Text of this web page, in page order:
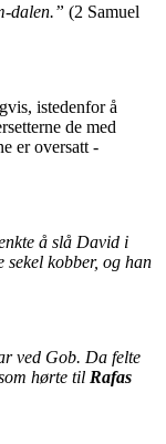
dalen.” (2 Samuel
istedenfor å
de med
er oversatt -
å slå David i
sekel kobber, og han
ved Gob. Da felte
hørte til Rafas